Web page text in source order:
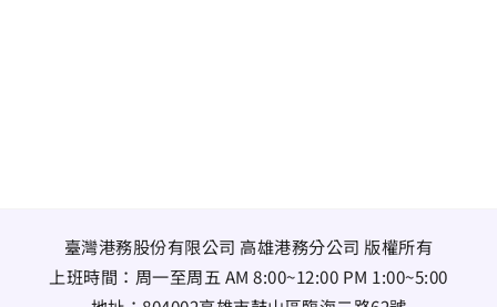
臺灣港務股份有限公司 高雄港務分公司 版權所有
上班時間：周一至周五 AM 8:00~12:00 PM 1:00~5:00